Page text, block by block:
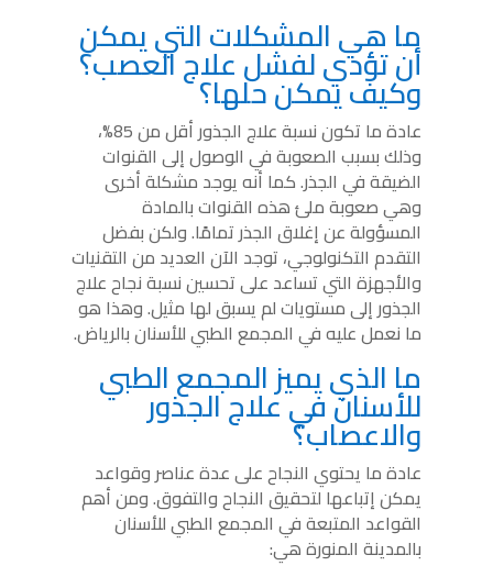
ما هي المشكلات التي يمكن
أن تؤدي لفشل علاج العصب؟
وكيف يمكن حلها؟
عادة ما تكون نسبة علاج الجذور أقل من 85%،
وذلك بسبب الصعوبة في الوصول إلى القنوات
الضيقة في الجذر. كما أنه يوجد مشكلة أخرى
وهي صعوبة ملئ هذه القنوات بالمادة
المسؤولة عن إغلاق الجذر تمامًا. ولكن بفضل
التقدم التكنولوجي، توجد الآن العديد من التقنيات
والأجهزة التي تساعد على تحسين نسبة نجاح علاج
الجذور إلى مستويات لم يسبق لها مثيل. وهذا هو
ما نعمل عليه في المجمع الطبي للأسنان بالرياض.
ما الذي يميز المجمع الطبي
للأسنان في علاج الجذور
والاعصاب؟
عادة ما يحتوي النجاح على عدة عناصر وقواعد
يمكن إتباعها لتحقيق النجاح والتفوق. ومن أهم
القواعد المتبعة في المجمع الطبي للأسنان
بالمدينة المنورة هي: